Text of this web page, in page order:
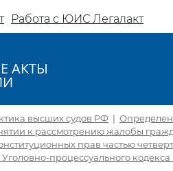
Работа с ЮИС Легалакт
АКТЫ
высших судов РФ |
к рассмотрению жалобы
прав частью
Уголовно-процессуального